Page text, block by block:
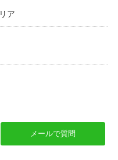
ア
メールで質問